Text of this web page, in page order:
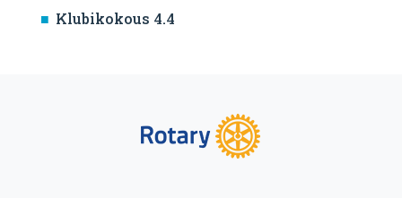
Klubikokous 4.4